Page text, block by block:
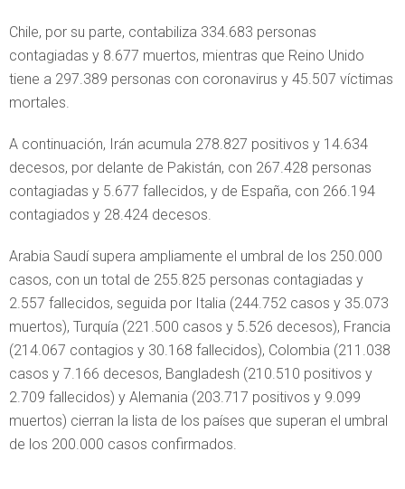
Chile, por su parte, contabiliza 334.683 personas
contagiadas y 8.677 muertos, mientras que Reino Unido
tiene a 297.389 personas con coronavirus y 45.507 víctimas
mortales.
A continuación, Irán acumula 278.827 positivos y 14.634
decesos, por delante de Pakistán, con 267.428 personas
contagiadas y 5.677 fallecidos, y de España, con 266.194
contagiados y 28.424 decesos.
Arabia Saudí supera ampliamente el umbral de los 250.000
casos, con un total de 255.825 personas contagiadas y
2.557 fallecidos, seguida por Italia (244.752 casos y 35.073
muertos), Turquía (221.500 casos y 5.526 decesos), Francia
(214.067 contagios y 30.168 fallecidos), Colombia (211.038
casos y 7.166 decesos, Bangladesh (210.510 positivos y
2.709 fallecidos) y Alemania (203.717 positivos y 9.099
muertos) cierran la lista de los países que superan el umbral
de los 200.000 casos confirmados.